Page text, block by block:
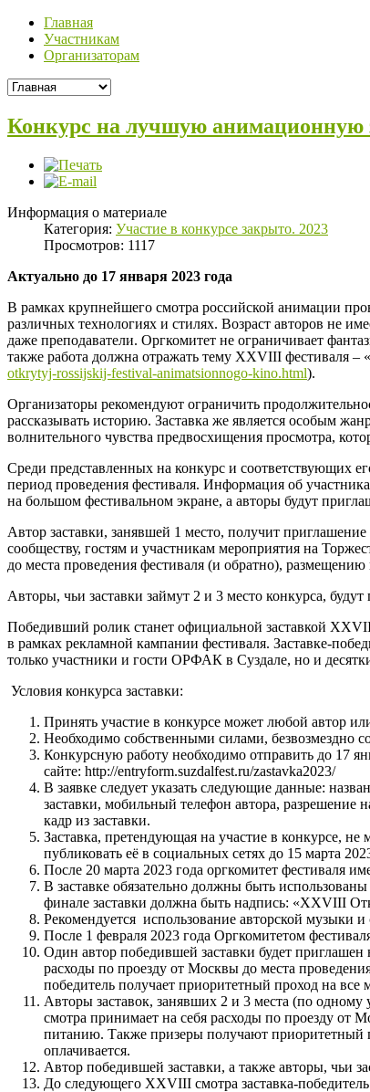
Главная
Участникам
Организаторам
Конкурс на лучшую анимационную
Информация о материале
Категория: Участие в конкурсе закрыто. 2023
Просмотров: 1117
Актуально до 17 января 2023 года
В рамках крупнейшего смотра российской анимации
различных технологиях и стилях. Возраст авторов не
даже преподаватели. Оргкомитет не ограничивает
также работа должна отражать тему XXVIII
otkrytyj-rossijskij-festival-animatsionnogo-kino.html).
Организаторы рекомендуют ограничить
рассказывать историю. Заставка же является особым
волнительного чувства предвосхищения просмотра,
Среди представленных на конкурс и соответствующих
период проведения фестиваля. Информация об
на большом фестивальном экране, а авторы будут
Автор заставки, занявшей 1 место, получит
сообществу, гостям и участникам мероприятия на
до места проведения фестиваля (и обратно),
Авторы, чьи заставки займут 2 и 3 место конкурса,
Победивший ролик станет официальной заставкой
в рамках рекламной кампании фестиваля. Заставке-
только участники и гости ОРФАК в Суздале, но и
Условия конкурса заставки:
Принять участие в конкурсе может любой автор
Необходимо собственными силами, безвозмездно
Конкурсную работу необходимо отправить до 17
сайте: http://entryform.suzdalfest.ru/zastavka2023/
В заявке следует указать следующие данные:
заставки, мобильный телефон автора, разрешение
кадр из заставки.
Заставка, претендующая на участие в конкурсе,
публиковать её в социальных сетях до 15 марта
После 20 марта 2023 года оргкомитет фестиваля
В заставке обязательно должны быть
финале заставки должна быть надпись: «XXVIII
Рекомендуется использование авторской музыки
После 1 февраля 2023 года Оргкомитетом
Один автор победившей заставки будет приглашен
расходы по проезду от Москвы до места
победитель получает приоритетный проход на
Авторы заставок, занявших 2 и 3 места (по одному
смотра принимает на себя расходы по проезду от
питанию. Также призеры получают приоритетный
оплачивается.
Автор победившей заставки, а также авторы, чьи
До следующего XXVIII смотра заставка-